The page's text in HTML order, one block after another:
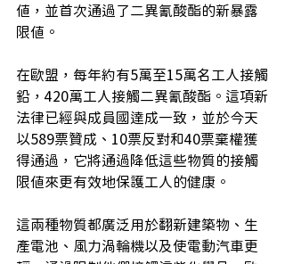
值，並首次通過了二異氰酸酯的新暴露
限值。
在歐盟，每年約有5萬至15萬名工人接觸
鉛，420萬工人接觸二異氰酸酯。這項新
法律已經與成員國達成一致，並於今天
以589票贊成、10票反對和40票棄權獲
得通過，它將通過降低這些物質的接觸
限值來更有效地保護工人的健康。
這兩種物質都廣泛用於翻新建築物、生
產電池、風力渦輪機以及使電動汽車更